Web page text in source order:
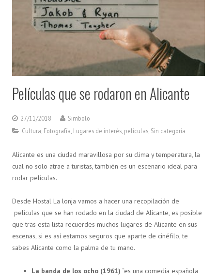
Películas que se rodaron en Alicante
27/11/2018
Simbolo
Cultura Fotografía Lugares de interés películas Sin categoría
Alicante es una ciudad maravillosa por su clima y temperatura, la
cual no solo atrae a turistas, también es un escenario ideal para
rodar películas.
Desde Hostal La lonja vamos a hacer una recopilación de
películas que se han rodado en la ciudad de Alicante, es posible
que tras esta lista recuerdes muchos lugares de Alicante en sus
escenas, si es así estamos seguros que aparte de cinéfilo, te
sabes Alicante como la palma de tu mano.
La banda de los ocho (1961) “es una comedia española